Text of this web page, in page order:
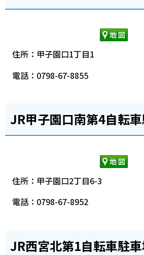
住所：甲子園口1丁目1
電話：0798-67-8855
JR甲子園口南第4自転
住所：甲子園口2丁目6-3
電話：0798-67-8952
JR西宮北第1自転車駐